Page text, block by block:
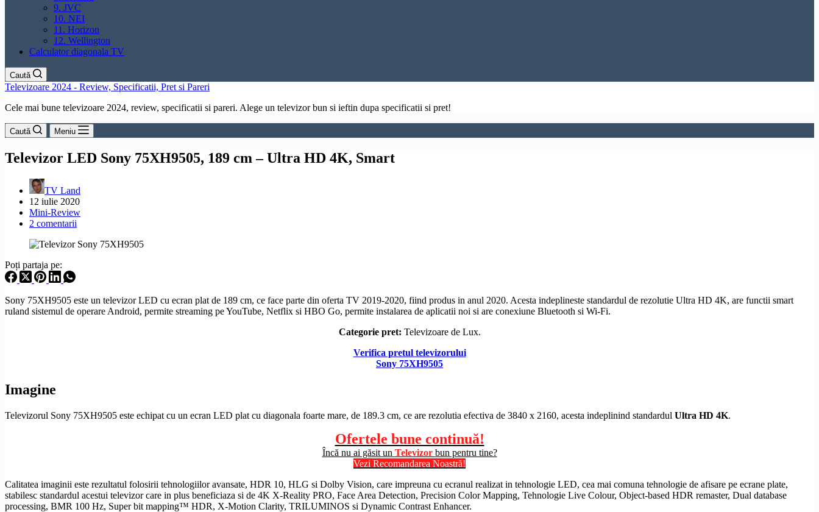
9. JVC
10. NEI
11. Horizon
12. Wellington
Calculator diagonala TV
Caută
Televizoare 2024 - Review, Specificatii, Pret si Pareri
Cele mai bune televizoare 2024, review, specificatii si pareri. Alege un televizor bun si ieftin dupa specificatii si pret!
Caută Meniu
Televizor LED Sony 75XH9505, 189 cm – Ultra HD 4K, Smart
TV Land
12 iulie 2020
Mini-Review
2 comentarii
Poți partaja pe:
Sony 75XH9505 este un televizor LED cu ecran plat de 189 cm, ce face parte din oferta TV 2019-2020, fiind produs in anul 2020. Acesta indeplineste standardul de rezolutie Ultra HD 4K, are functii smart
ruland sistemul de operare Android, permite streaming pe YouTube, Netflix si HBO Go, permite instalarea de aplicatii noi si are conexiune Bluetooth si Wi-Fi.
Categorie pret: Televizoare de Lux.
Verifica pretul televizorului
Sony 75XH9505
Imagine
Televizorul Sony 75XH9505 este echipat cu un ecran LED plat cu diagonala foarte mare, de 189.3 cm, ce are rezolutia efectiva de 3840 x 2160, acesta indeplinind standardul Ultra HD 4K.
Ofertele bune continuă!
Încă nu ai găsit un Televizor bun pentru tine?
Vezi Recomandarea Noastră!
Calitatea imaginii este rezultatul folosirii tehnologiilor avansate, HDR 10, HLG si Dolby Vision, care impreuna cu ecranul realizat in tehnologie LED, cea mai comuna tehnologie de afisare pe ecrane plate,
stabilesc standardul acestui televizor care in plus beneficiaza si de 4K X-Reality PRO, Face Area Detection, Precision Color Mapping, Tehnologie Live Colour, Object-based HDR remaster, Dual database
processing, BMR 100 Hz, Super bit mapping™ HDR, X-Motion Clarity, TRILUMINOS si Dynamic Contrast Enhancer.